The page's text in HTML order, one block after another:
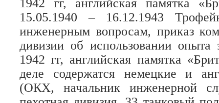
1942 гг, английская памятка
15.05.1940 – 16.12.1943
инженерным вопросам, приказ
дивизии об использовании
1942 гг, английская памятка
деле содержатся немецкие и
(ОКХ, начальник инженерной